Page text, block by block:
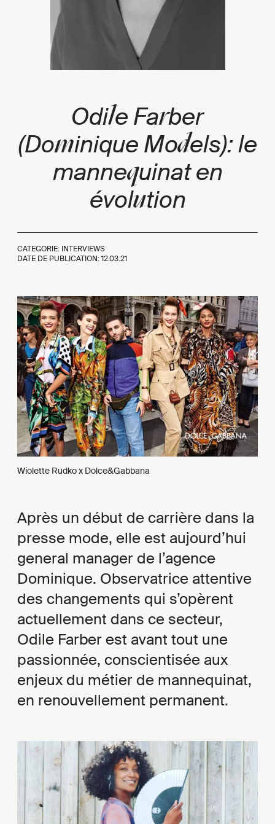
Odile Farber
(Dominique Models): le
mannequinat en
évolution
CATEGORIE: INTERVIEWS
DATE DE PUBLICATION:12.03.21
Wiolette Rudko x Dolce&Gabbana
Après un début de carrière dans la
presse mode, elle est aujourd’hui
general manager de l’agence
Dominique. Observatrice attentive
des changements qui s’opèrent
actuellement dans ce secteur,
Odile Farber est avant tout une
passionnée, conscientisée aux
enjeux du métier de mannequinat,
en renouvellement permanent.